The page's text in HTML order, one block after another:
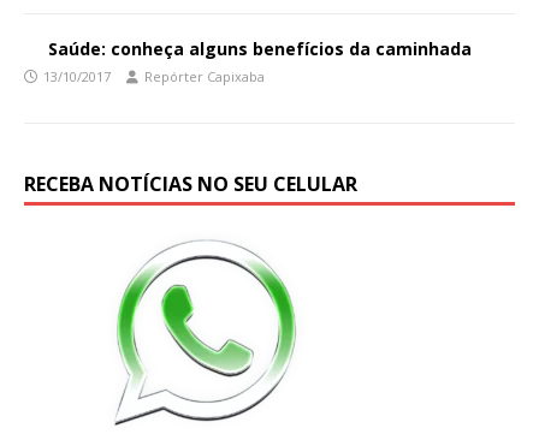
Saúde: conheça alguns benefícios da caminhada
13/10/2017 Repórter Capixaba
RECEBA NOTÍCIAS NO SEU CELULAR